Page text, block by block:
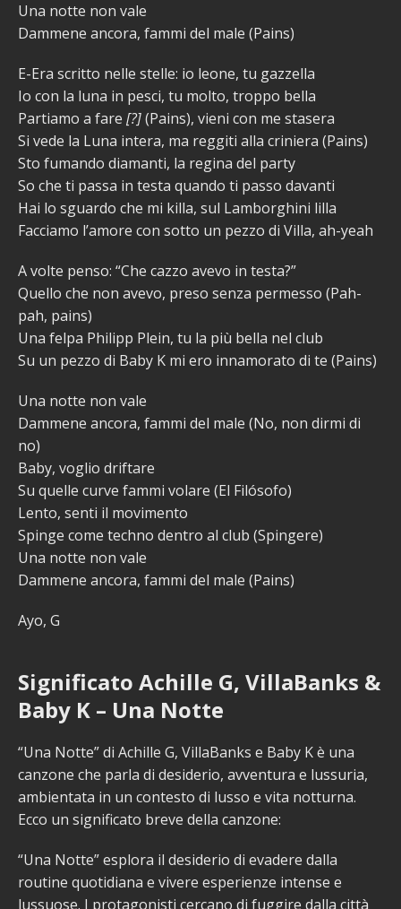
Una notte non vale
Dammene ancora, fammi del male (Pains)
E-Era scritto nelle stelle: io leone, tu gazzella
Io con la luna in pesci, tu molto, troppo bella
Partiamo a fare [?](Pains), vieni con me stasera
Si vede la Luna intera, ma reggiti alla criniera (Pains)
Sto fumando diamanti, la regina del party
So che ti passa in testa quando ti passo davanti
Hai lo sguardo che mi killa, sul Lamborghini lilla
Facciamo l’amore con sotto un pezzo di Villa, ah-yeah
A volte penso: “Che cazzo avevo in testa?”
Quello che non avevo, preso senza permesso (Pah-
pah, pains)
Una felpa Philipp Plein, tu la più bella nel club
Su un pezzo di Baby K mi ero innamorato di te (Pains)
Una notte non vale
Dammene ancora, fammi del male (No, non dirmi di
no)
Baby, voglio driftare
Su quelle curve fammi volare (El Filósofo)
Lento, senti il movimento
Spinge come techno dentro al club (Spingere)
Una notte non vale
Dammene ancora, fammi del male (Pains)
Ayo, G
Significato Achille G, VillaBanks &
Baby K – Una Notte
“Una Notte” di Achille G, VillaBanks e Baby K è una
canzone che parla di desiderio, avventura e lussuria,
ambientata in un contesto di lusso e vita notturna.
Ecco un significato breve della canzone:
“Una Notte” esplora il desiderio di evadere dalla
routine quotidiana e vivere esperienze intense e
lussuose. I protagonisti cercano di fuggire dalla città